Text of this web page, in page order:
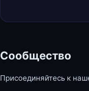
Сообщество
Присоединяйтесь к